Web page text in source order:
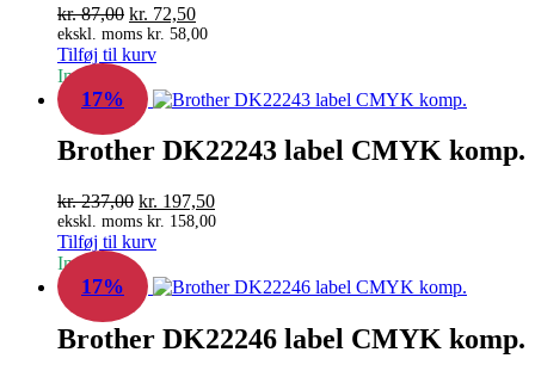
kr.87,00 Den
oprindelige
pris
var:
kr. 87,00.
kr. 72,50Den
aktuelle
kr. 72,50.
ekskl. moms kr. 58,00
Tilføj til kurv
In Stock
17%
Brother DK22243 label CMYK komp.
kr.237,00 Den
oprindelige
pris
var:
kr. 237,00.
kr. 197,50Den
aktuelle
kr. 197,50.
ekskl. moms kr. 158,00
Tilføj til kurv
In Stock
17%
Brother DK22246 label CMYK komp.